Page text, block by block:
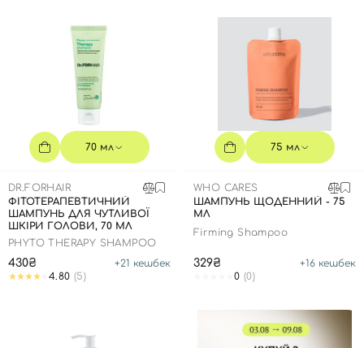
70 мл
DR.FORHAIR
ФІТОТЕРАПЕВТИЧНИЙ
ШАМПУНЬ ДЛЯ ЧУТЛИВОЇ
ШКІРИ ГОЛОВИ, 70 МЛ
PHYTO THERAPY SHAMPOO
430₴ +21 кешбек
4.80 (5)
75 мл
WHO CARES
ШАМПУНЬ ЩОДЕННИЙ - 75
МЛ
Firming Shampoo
329₴ +16 кешбек
0 (0)
Вхід Реєстрація